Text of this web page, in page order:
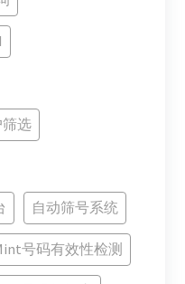
选
自动筛号系统
号码有效性检测